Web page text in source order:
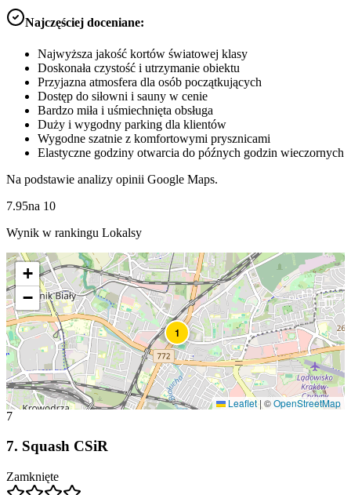
Najczęściej doceniane:
Najwyższa jakość kortów światowej klasy
Doskonała czystość i utrzymanie obiektu
Przyjazna atmosfera dla osób początkujących
Dostęp do siłowni i sauny w cenie
Bardzo miła i uśmiechnięta obsługa
Duży i wygodny parking dla klientów
Wygodne szatnie z komfortowymi prysznicami
Elastyczne godziny otwarcia do późnych godzin wieczornych
Na podstawie analizy opinii Google Maps.
7.95na 10
Wynik w rankingu Lokalsy
1
+
−
Leaflet | ©OpenStreetMap
7
7. Squash CSiR
Zamknięte